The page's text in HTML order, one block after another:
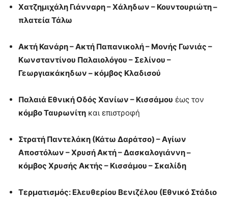
Χατζημιχάλη Γιάνναρη – Χάληδων – Κουντουριώτη –
πλατεία Τάλω
Ακτή Κανάρη – Ακτή Παπανικολή – Μονής Γωνιάς –
Κωνσταντίνου Παλαιολόγου – Σελίνου –
Γεωργιακάκηδων – κόμβος Κλαδισού
Παλαιά Εθνική Οδός Χανίων – Κισσάμου έως τον
κόμβο Ταυρωνίτη και επιστροφή
Στρατή Παντελάκη (Κάτω Δαράτσο) – Αγίων
Αποστόλων – Χρυσή Ακτή – Δασκαλογιάννη –
κόμβος Χρυσής Ακτής – Κισσάμου – Σκαλίδη
Τερματισμός: Ελευθερίου Βενιζέλου (Εθνικό Στάδιο